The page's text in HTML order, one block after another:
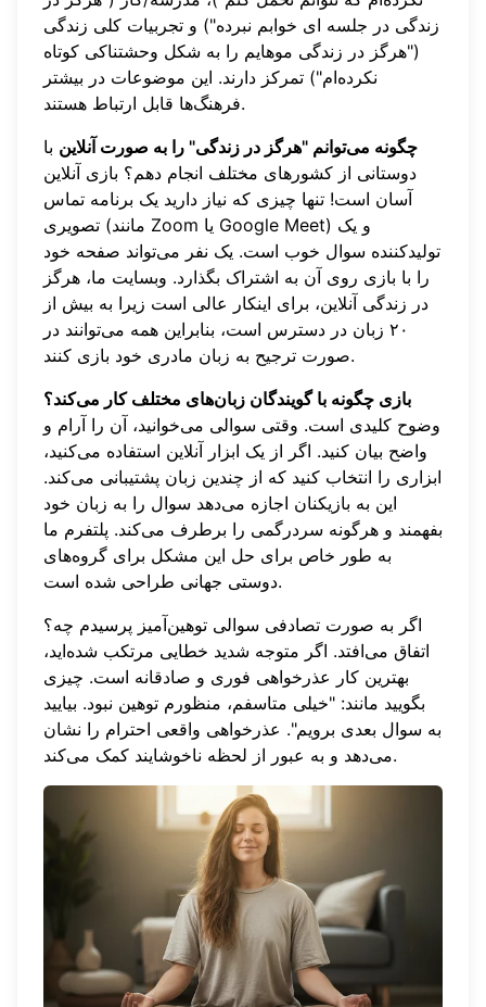
زندگی در جلسه ای خوابم نبرده") و تجربیات کلی زندگی
("هرگز در زندگی موهایم را به شکل وحشتناکی کوتاه
نکرده‌ام") تمرکز دارند. این موضوعات در بیشتر
فرهنگ‌ها قابل ارتباط هستند.
چگونه می‌توانم "هرگز در زندگی" را به صورت آنلاین با
دوستانی از کشورهای مختلف انجام دهم؟ بازی آنلاین
آسان است! تنها چیزی که نیاز دارید یک برنامه تماس
تصویری (مانند Zoom یا Google Meet) و یک
تولیدکننده سوال خوب است. یک نفر می‌تواند صفحه خود
را با بازی روی آن به اشتراک بگذارد. وبسایت ما، هرگز
در زندگی آنلاین، برای اینکار عالی است زیرا به بیش از
۲۰ زبان در دسترس است، بنابراین همه می‌توانند در
صورت ترجیح به زبان مادری خود بازی کنند.
بازی چگونه با گویندگان زبان‌های مختلف کار می‌کند؟
وضوح کلیدی است. وقتی سوالی می‌خوانید، آن را آرام و
واضح بیان کنید. اگر از یک ابزار آنلاین استفاده می‌کنید،
ابزاری را انتخاب کنید که از چندین زبان پشتیبانی می‌کند.
این به بازیکنان اجازه می‌دهد سوال را به زبان خود
بفهمند و هرگونه سردرگمی را برطرف می‌کند. پلتفرم ما
به طور خاص برای حل این مشکل برای گروه‌های
دوستی جهانی طراحی شده است.
اگر به صورت تصادفی سوالی توهین‌آمیز پرسیدم چه؟
اتفاق می‌افتد. اگر متوجه شدید خطایی مرتکب شده‌اید،
بهترین کار عذرخواهی فوری و صادقانه است. چیزی
بگویید مانند: "خیلی متاسفم، منظورم توهین نبود. بیایید
به سوال بعدی برویم". عذرخواهی واقعی احترام را نشان
می‌دهد و به عبور از لحظه ناخوشایند کمک می‌کند.